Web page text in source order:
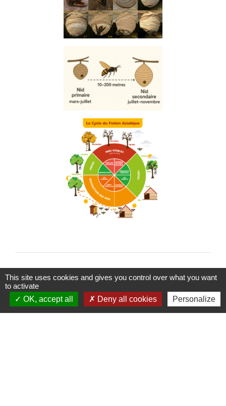
Contact
This site uses cookies and gives you control over what you want
to activate
OK, accept all
Deny all cookies Personalize